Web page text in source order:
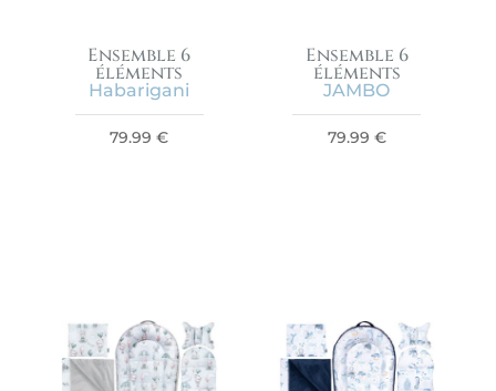
Ensemble 6
éléments
Habarigani
79.99€
Ensemble 6
éléments
JAMBO
79.99 €